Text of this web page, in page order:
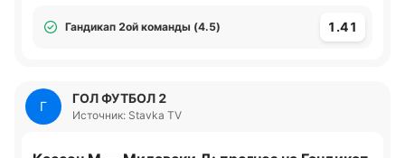
Гандикап 2ой команды (4.5) 1.41
Г
ГОЛ ФУТБОЛ 2
Источник: Stavka TV